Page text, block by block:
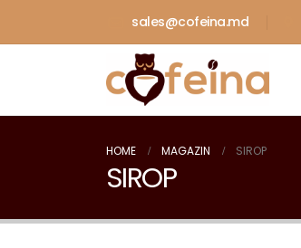
sales@cofeina.md
HOME MAGAZIN SIROP
SIROP